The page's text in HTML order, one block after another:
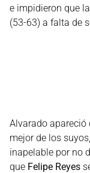
e impidieron que
(53-63) a falta de
Alvarado apareció
mejor de los
inapelable por no
que Felipe Reyes